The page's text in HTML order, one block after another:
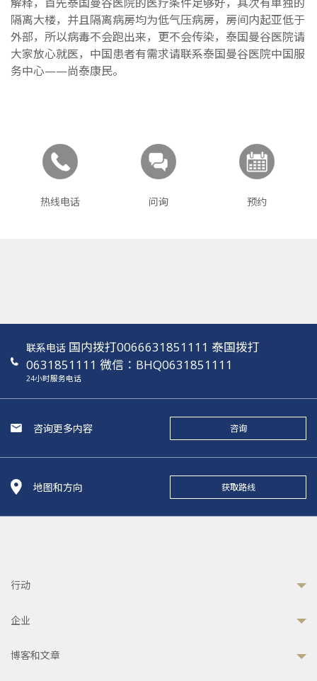
隔离大楼，并且隔离病房均为低气压病房，房间内起亚低于
外部，所以病毒不会跑出来，更不会传染，泰国曼谷医院请
大家放心就医，中国患者有需求请联系泰国曼谷医院中国服
务中心——尚泰康民。
热线电话 问询 预约
联系电话 国内拨打0066631851111 泰国拨打
0631851111 微信：BHQ0631851111
24小时服务电话
咨询更多内容 咨询
地图和方向 获取路线
行动
企业
博客和文章